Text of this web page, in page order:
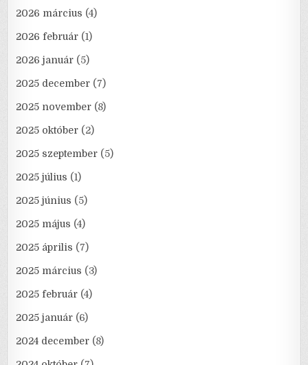
2026 március (4)
2026 február (1)
2026 január (5)
2025 december (7)
2025 november (8)
2025 október (2)
2025 szeptember (5)
2025 július (1)
2025 június (5)
2025 május (4)
2025 április (7)
2025 március (3)
2025 február (4)
2025 január (6)
2024 december (8)